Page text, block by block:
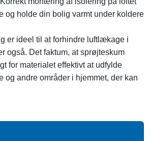
og holde din bolig varmt under koldere
er ideel til at forhindre luftlækage i
også. Det faktum, at sprøjteskum
for materialet effektivt at udfylde
og andre områder i hjemmet, der kan